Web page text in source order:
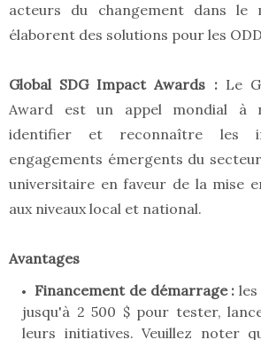
acteurs du changement dans le
élaborent des solutions pour les
Global SDG Impact Awards :Le
Award est un appel mondial à
identifier et reconnaître les
engagements émergents du
universitaire en faveur de la mise
aux niveaux local et national.
Avantages
Financement de démarrage :
jusqu'à 2 500 $ pour tester,
leurs initiatives. Veuillez noter